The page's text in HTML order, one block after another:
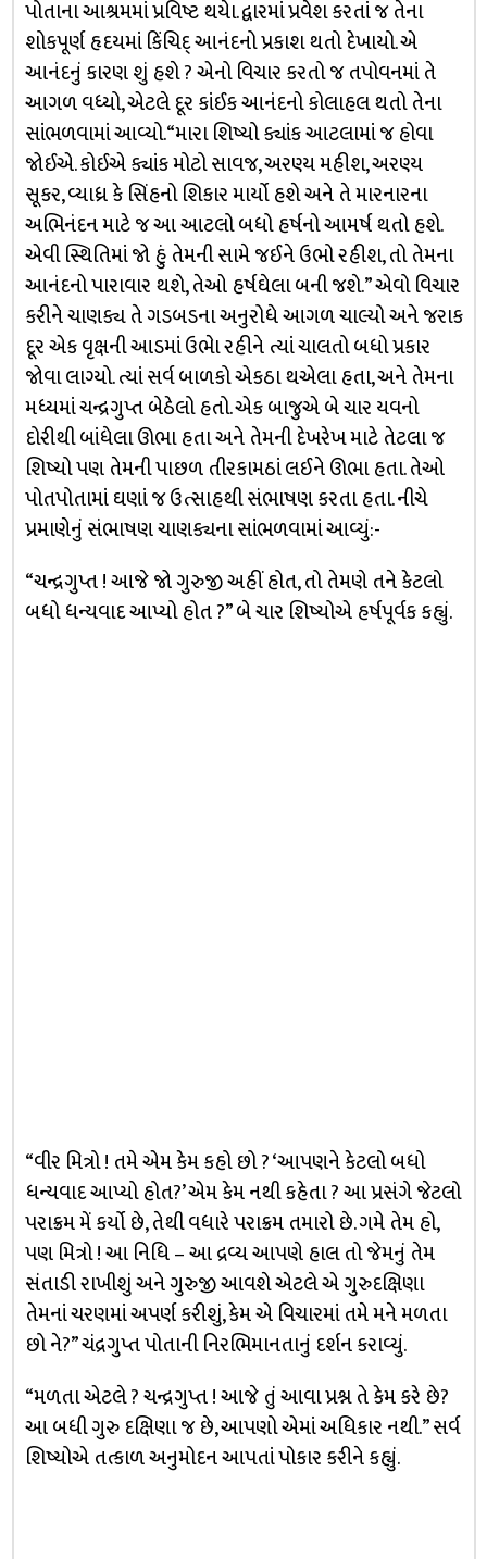
પોતાના આશ્રમમાં પ્રવિષ્ટ થયેા. દ્વારમાં પ્રવેશ કરતાં જ તેના
શોકપૂર્ણ હૃદયમાં કિંચિદ્ આનંદનો પ્રકાશ થતો દેખાયો. એ
આનંદનું કારણ શું હશે ? એનો વિચાર કરતો જ તપોવનમાં તે
આગળ વધ્યો, એટલે દૂર કાંઈક આનંદનો કોલાહલ થતો તેના
સાંભળવામાં આવ્યો. “મારા શિષ્યો ક્યાંક આટલામાં જ હોવા
જોઈએ. કોઈએ ક્યાંક મોટો સાવજ, અરણ્ય મહીશ, અરણ્ય
સૂકર, વ્યાધ્ર કે સિંહનો શિકાર માર્યો હશે અને તે મારનારના
અભિનંદન માટે જ આ આટલો બધો હર્ષનો આમર્ષ થતો હશે.
એવી સ્થિતિમાં જો હું તેમની સામે જઈને ઉભો રહીશ, તો તેમના
આનંદનો પારાવાર થશે, તેઓ હર્ષઘેલા બની જશે.” એવો વિચાર
કરીને ચાણક્ય તે ગડબડના અનુરોધે આગળ ચાલ્યો અને જરાક
દૂર એક વૃક્ષની આડમાં ઉભેા રહીને ત્યાં ચાલતો બધો પ્રકાર
જોવા લાગ્યો. ત્યાં સર્વ બાળકો એકઠા થએલા હતા, અને તેમના
મધ્યમાં ચન્દ્રગુપ્ત બેઠેલો હતો. એક બાજુએ બે ચાર યવનો
દોરીથી બાંધેલા ઊભા હતા અને તેમની દેખરેખ માટે તેટલા જ
શિષ્યો પણ તેમની પાછળ તીરકામઠાં લઈને ઊભા હતા. તેઓ
પોતપોતામાં ઘણાં જ ઉત્સાહથી સંભાષણ કરતા હતા. નીચે
પ્રમાણેનું સંભાષણ ચાણક્યના સાંભળવામાં આવ્યું:-
“ચન્દ્રગુપ્ત ! આજે જો ગુરુજી અહીં હોત, તો તેમણે તને કેટલો
બધો ધન્યવાદ આપ્યો હોત ?” બે ચાર શિષ્યોએ હર્ષપૂર્વક કહ્યું.
“વીર મિત્રો ! તમે એમ કેમ કહો છો ? ‘આપણને કેટલો બધો
ધન્યવાદ આપ્યો હોત?’ એમ કેમ નથી કહેતા ? આ પ્રસંગે જેટલો
પરાક્રમ મેં કર્યો છે, તેથી વધારે પરાક્રમ તમારો છે. ગમે તેમ હો,
પણ મિત્રો ! આ નિધિ – આ દ્રવ્ય આપણે હાલ તો જેમનું તેમ
સંતાડી રાખીશું અને ગુરુજી આવશે એટલે એ ગુરુદક્ષિણા
તેમનાં ચરણમાં અપર્ણ કરીશું, કેમ એ વિચારમાં તમે મને મળતા
છો ને?” ચંદ્રગુપ્ત પોતાની નિરભિમાનતાનું દર્શન કરાવ્યું.
“મળતા એટલે ? ચન્દ્રગુપ્ત ! આજે તું આવા પ્રશ્ન તે કેમ કરે છે?
આ બધી ગુરુ દક્ષિણા જ છે, આપણો એમાં અધિકાર નથી.” સર્વ
શિષ્યોએ તત્કાળ અનુમોદન આપતાં પોકાર કરીને કહ્યું.